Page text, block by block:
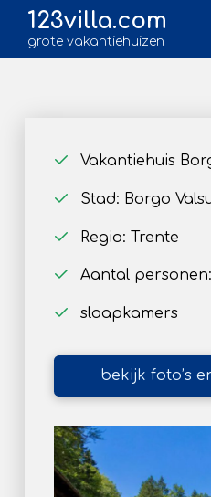
123villa.com
grote vakantiehuizen
Vakantiehuis
Stad: Borgo
Regio: Trente
Aantal personen:
slaapkamers
bekijk foto’s